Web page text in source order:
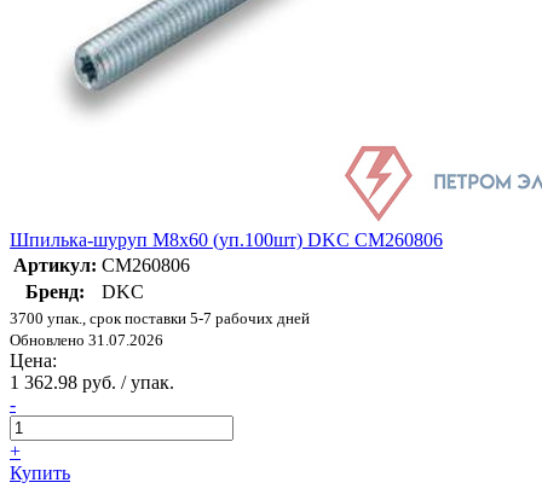
Шпилька-шуруп M8х60 (уп.100шт) DKC CM260806
Артикул: CM260806
Бренд:
DKC
3700 упак., срок поставки 5-7 рабочих дней
Обновлено 31.07.2026
Цена:
1 362.98 руб. / упак.
-
+
Купить